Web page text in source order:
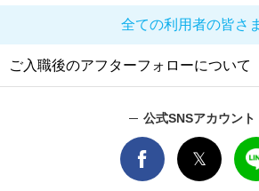
全ての利用者の皆さ
ご入職後のアフターフォローについて
公式SNSアカウント